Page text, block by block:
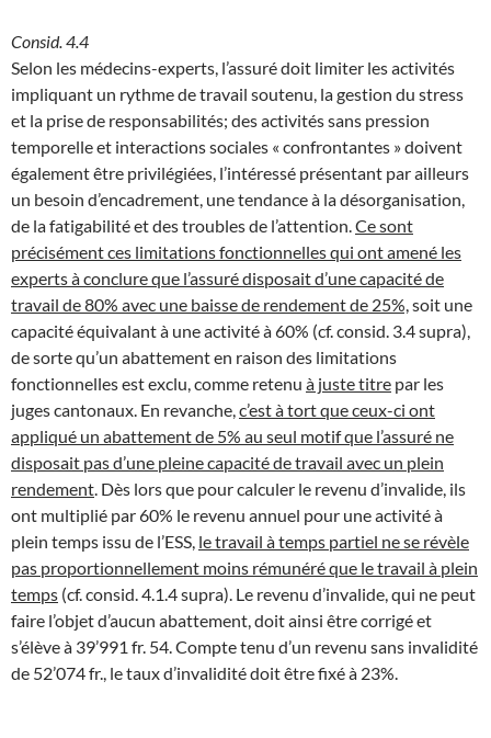
Consid. 4.4
Selon les médecins-experts, l’assuré doit limiter les activités
impliquant un rythme de travail soutenu, la gestion du stress
et la prise de responsabilités; des activités sans pression
temporelle et interactions sociales « confrontantes » doivent
également être privilégiées, l’intéressé présentant par ailleurs
un besoin d’encadrement, une tendance à la désorganisation,
de la fatigabilité et des troubles de l’attention. Ce sont
précisément ces limitations fonctionnelles qui ont amené les
experts à conclure que l’assuré disposait d’une capacité de
travail de 80% avec une baisse de rendement de 25%, soit une
capacité équivalant à une activité à 60% (cf. consid. 3.4 supra),
de sorte qu’un abattement en raison des limitations
fonctionnelles est exclu, comme retenu à juste titre par les
juges cantonaux. En revanche, c’est à tort que ceux-ci ont
appliqué un abattement de 5% au seul motif que l’assuré ne
disposait pas d’une pleine capacité de travail avec un plein
rendement . Dès lors que pour calculer le revenu d’invalide, ils
ont multiplié par 60% le revenu annuel pour une activité à
plein temps issu de l’ESS, le travail à temps partiel ne se révèle
pas proportionnellement moins rémunéré que le travail à plein
temps (cf. consid. 4.1.4 supra). Le revenu d’invalide, qui ne peut
faire l’objet d’aucun abattement, doit ainsi être corrigé et
s’élève à 39’991 fr. 54. Compte tenu d’un revenu sans invalidité
de 52’074 fr., le taux d’invalidité doit être fixé à 23%.